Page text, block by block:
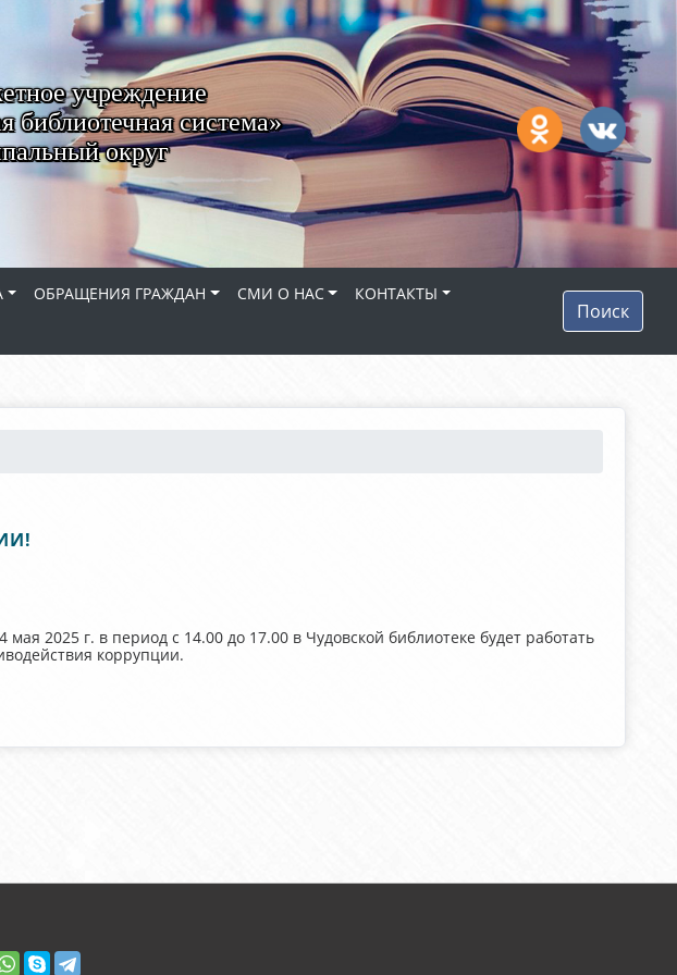
учреждение
библиотечная система»
округ
ОБРАЩЕНИЯ ГРАЖДАН СМИ О НАС
КОНТАКТЫ
Поиск
2025 г. в период с 14.00 до 17.00 в Чудовской библиотеке будет работать
коррупции.